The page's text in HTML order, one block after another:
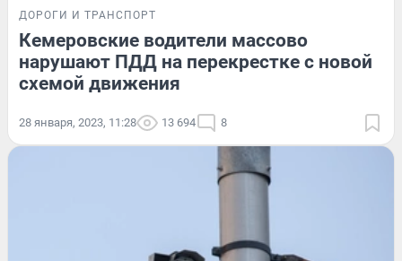
ДОРОГИ И ТРАНСПОРТ
Кемеровские водители массово
нарушают ПДД на перекрестке с новой
схемой движения
28 января, 2023, 11:28 13 694 8